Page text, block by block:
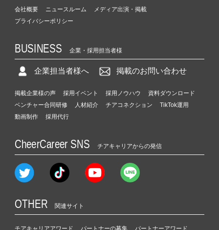
会社概要 ニュースルーム
メディア出演・掲載
プライバシーポリシー
BUSINESS 企業・採用担当者様
企業担当者様へ 掲載のお問い合わせ
掲載企業様の声 採用イベント 採用ノウハウ
資料ダウンロード
ベンチャー合同研修
人材紹介 チアコネクション
TikTok運用
動画制作
採用代行
CheerCareer SNS チアキャリアからの発信
OTHER 関連サイト
チアキャリアアワード パートナーの募集 パートナーアワード